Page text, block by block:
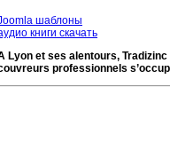
шаблоны
книги скачать
Lyon et ses alentours,
professionnels